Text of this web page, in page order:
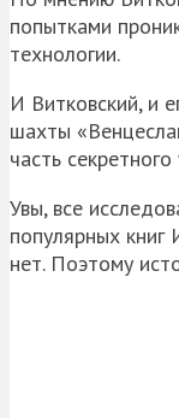
попытками
технологии.
И Витковский, и
шахты
часть секретного
Увы, все
популярных книг
нет. Поэтому